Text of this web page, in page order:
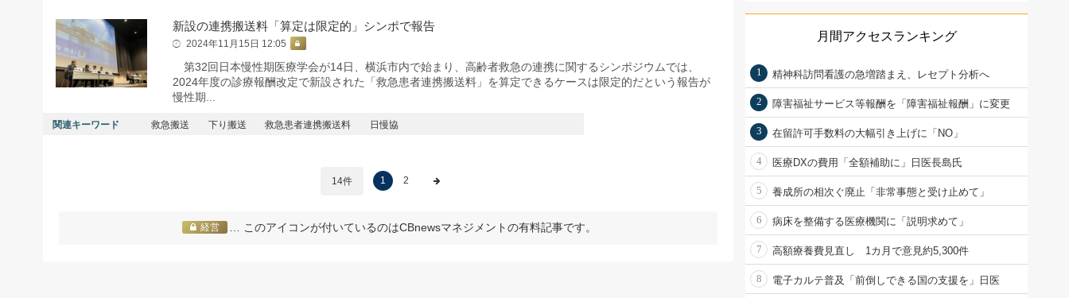
新設の連携搬送料「算定は限定的」シンポで報告
2024年11月15日 12:05
第32回日本慢性期医療学会が14日、横浜市内で始まり、高齢者救急の連携に関するシンポジウムでは、
2024年度の診療報酬改定で新設された「救急患者連携搬送料」を算定できるケースは限定的だという報告が
慢性期...
関連キーワード 救急搬送 下り搬送 救急患者連携搬送料 日慢協
14件 1 2
経営 … このアイコンが付いているのはCBnewsマネジメントの有料記事です。
月間アクセスランキング
1 精神科訪問看護の急増踏まえ、レセプト分析へ
2 障害福祉サービス等報酬を「障害福祉報酬」に変更
3 在留許可手数料の大幅引き上げに「NO」
4 医療DXの費用「全額補助に」日医長島氏
5 養成所の相次ぐ廃止「非常事態と受け止めて」
6 病床を整備する医療機関に「説明求めて」
7 高額療養費見直し 1カ月で意見約5,300件
8 電子カルテ普及「前倒しできる国の支援を」日医